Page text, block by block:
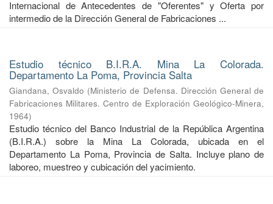
Internacional de Antecedentes de "Oferentes" y Oferta por
intermedio de la Dirección General de Fabricaciones ...
Estudio técnico B.I.R.A. Mina La Colorada.
Departamento La Poma, Provincia Salta
Giandana, Osvaldo (Ministerio de Defensa. Dirección General de
Fabricaciones Militares. Centro de Exploración Geológico-Minera,
1964)
Estudio técnico del Banco Industrial de la República Argentina
(B.I.R.A.) sobre la Mina La Colorada, ubicada en el
Departamento La Poma, Provincia de Salta. Incluye plano de
laboreo, muestreo y cubicación del yacimiento.